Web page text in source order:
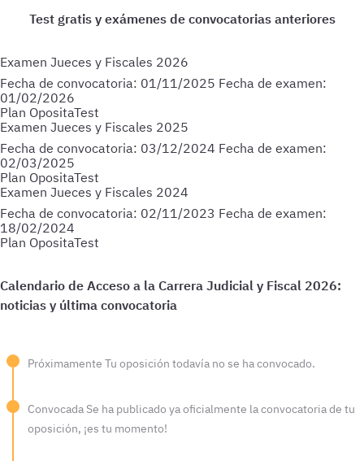
Examen Jueces y Fiscales 2026
Fecha de convocatoria: 01/11/2025 Fecha de examen:
01/02/2026
Plan OpositaTest
Examen Jueces y Fiscales 2025
Fecha de convocatoria: 03/12/2024 Fecha de examen:
02/03/2025
Plan OpositaTest
Examen Jueces y Fiscales 2024
Fecha de convocatoria: 02/11/2023 Fecha de examen:
18/02/2024
Plan OpositaTest
Próximamente Tu oposición todavía no se ha convocado.
Convocada Se ha publicado ya oficialmente la convocatoria de tu
oposición, ¡es tu momento!